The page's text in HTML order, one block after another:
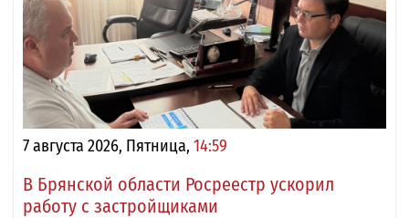
7 августа 2026, Пятница, 14:59
В Брянской области Росреестр ускорил
работу с застройщиками